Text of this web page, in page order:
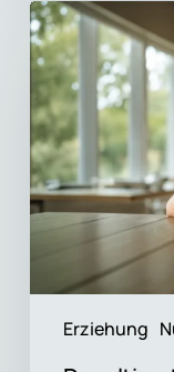
Erziehung
Der
ultimative
Bildschirmzeit-
Guide
für
getrennte
Eltern